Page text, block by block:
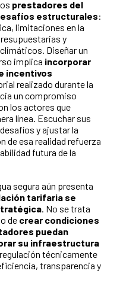
prestadores del
estructurales:
limitaciones en la
y
Diseñar un
implica incorporar
incentivos
realizado durante la
un compromiso
los actores que
línea. Escuchar sus
y ajustar la
de esa realidad refuerza
futura de la
segura aún presenta
tarifaria se
. No se trata
de crear condiciones
puedan
su infraestructura
regulación técnicamente
transparencia y